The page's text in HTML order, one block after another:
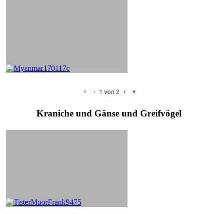
« ‹ 1 von 2 › »
Kraniche und Gänse und Greifvögel